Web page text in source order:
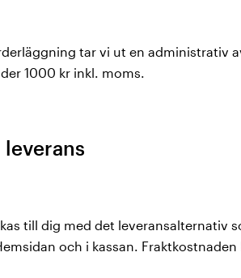
tar vi ut en administrativ
1000 kr inkl. moms.
leverans
till dig med det leveransalternativ
och i kassan.